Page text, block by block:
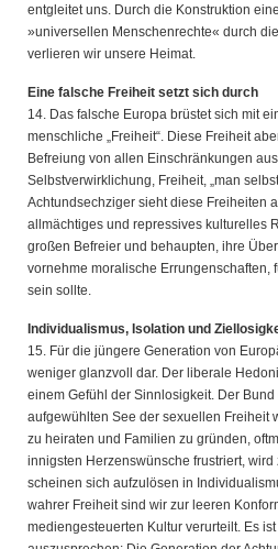
entgleitet uns. Durch die Konstruktion
»universellen Menschenrechte« durch
verlieren wir unsere Heimat.
Eine falsche Freiheit setzt sich durch
14. Das falsche Europa brüstet sich mit
menschliche „Freiheit“. Diese Freiheit
Befreiung von allen Einschränkungen
Selbstverwirklichung, Freiheit, „man
Achtundsechziger sieht diese Freiheiten
allmächtiges und repressives kulturelles
großen Befreier und behaupten, ihre
vornehme moralische
sein sollte.
Individualismus, Isolation und
15. Für die jüngere Generation von
weniger glanzvoll dar. Der liberale
einem Gefühl der Sinnlosigkeit. Der
aufgewühlten See der sexuellen Freiheit
zu heiraten und Familien zu gründen,
innigsten Herzenswünsche frustriert,
scheinen sich aufzulösen in
wahrer Freiheit sind wir zur leeren
mediengesteuerten Kultur verurteilt. Es